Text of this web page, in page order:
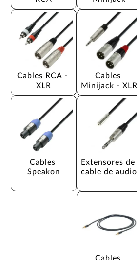
Cables RCA -
XLR
Cables
Minijack - XLR
Cables
Speakon
Extensores de
cable de audio
Cables